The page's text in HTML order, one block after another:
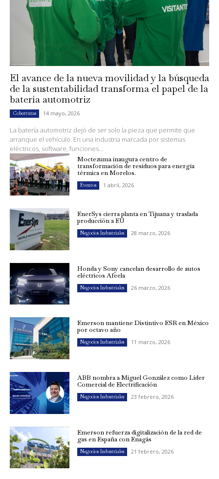
El avance de la nueva movilidad y la búsqueda
de la sustentabilidad transforma el papel de la
batería automotriz
Coberturas 14 mayo, 2026
La batería automotriz dejó de ser solo la pieza que permite que
arranque el vehículo. En una industria marcada por sistemas
eléctricos, software, funciones...
Moctezuma inaugura centro de
transformación de residuos para energía
térmica en Morelos.
Eventos 1 abril, 2026
EnerSys cierra planta en Tijuana y traslada
producción a EU
Negocios Industriales 28 marzo, 2026
Honda y Sony cancelan desarrollo de autos
eléctricos Afeela
Negocios Industriales 26 marzo, 2026
Emerson mantiene Distintivo ESR en México
por octavo año
Negocios Industriales 11 marzo, 2026
ABB nombra a Miguel González como Líder
Comercial de Electrificación
Negocios Industriales 23 febrero, 2026
Emerson refuerza digitalización de la red de
gas en España con Enagás
Negocios Industriales 21 febrero, 2026